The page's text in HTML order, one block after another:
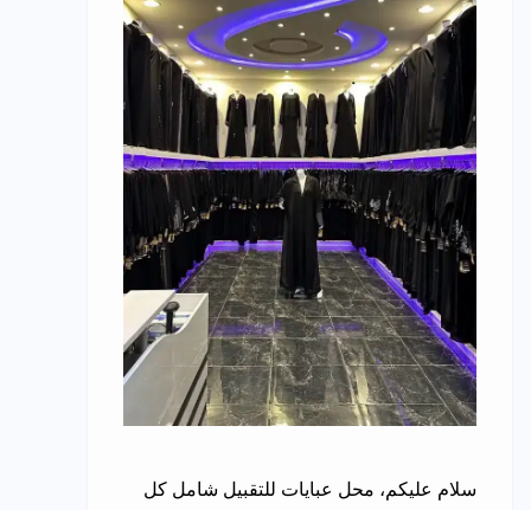
سلام عليكم، محل عبايات للتقبيل شامل كل